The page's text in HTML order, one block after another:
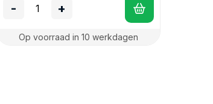
- +
Op voorraad in 10 werkdagen